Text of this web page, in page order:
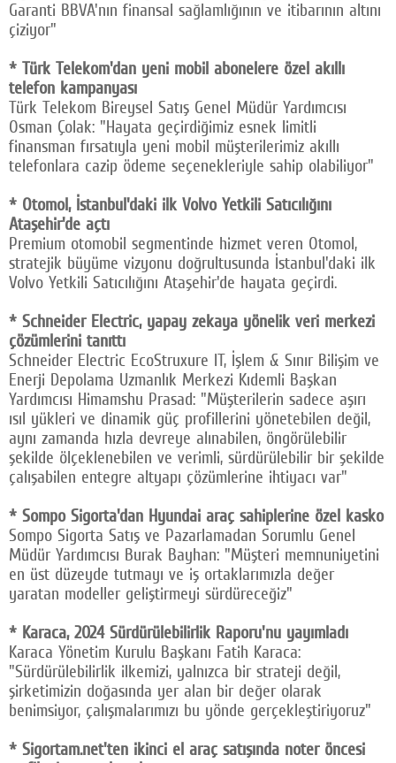
Garanti BBVA'nın finansal sağlamlığının ve itibarının altını
çiziyor"
* Türk Telekom'dan yeni mobil abonelere özel akıllı
telefon kampanyası
Türk Telekom Bireysel Satış Genel Müdür Yardımcısı
Osman Çolak: "Hayata geçirdiğimiz esnek limitli
finansman fırsatıyla yeni mobil müşterilerimiz akıllı
telefonlara cazip ödeme seçenekleriyle sahip olabiliyor"
* Otomol, İstanbul'daki ilk Volvo Yetkili Satıcılığını
Ataşehir'de açtı
Premium otomobil segmentinde hizmet veren Otomol,
stratejik büyüme vizyonu doğrultusunda İstanbul'daki ilk
Volvo Yetkili Satıcılığını Ataşehir'de hayata geçirdi.
* Schneider Electric, yapay zekaya yönelik veri merkezi
çözümlerini tanıttı
Schneider Electric EcoStruxure IT, İşlem & Sınır Bilişim ve
Enerji Depolama Uzmanlık Merkezi Kıdemli Başkan
Yardımcısı Himamshu Prasad: "Müşterilerin sadece aşırı
ısıl yükleri ve dinamik güç profillerini yönetebilen değil,
aynı zamanda hızla devreye alınabilen, öngörülebilir
şekilde ölçeklenebilen ve verimli, sürdürülebilir bir şekilde
çalışabilen entegre altyapı çözümlerine ihtiyacı var"
* Sompo Sigorta'dan Hyundai araç sahiplerine özel kasko
Sompo Sigorta Satış ve Pazarlamadan Sorumlu Genel
Müdür Yardımcısı Burak Bayhan: "Müşteri memnuniyetini
en üst düzeyde tutmayı ve iş ortaklarımızla değer
yaratan modeller geliştirmeyi sürdüreceğiz"
* Karaca, 2024 Sürdürülebilirlik Raporu'nu yayımladı
Karaca Yönetim Kurulu Başkanı Fatih Karaca:
"Sürdürülebilirlik ilkemizi, yalnızca bir strateji değil,
şirketimizin doğasında yer alan bir değer olarak
benimsiyor, çalışmalarımızı bu yönde gerçekleştiriyoruz"
* Sigortam.net'ten ikinci el araç satışında noter öncesi